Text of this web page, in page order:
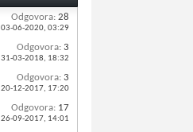
Odgovora: 28
03-06-2020,03:29
Odgovora: 3
31-03-2018, 18:32
Odgovora: 3
20-12-2017, 17:20
Odgovora: 17
26-09-2017, 14:01